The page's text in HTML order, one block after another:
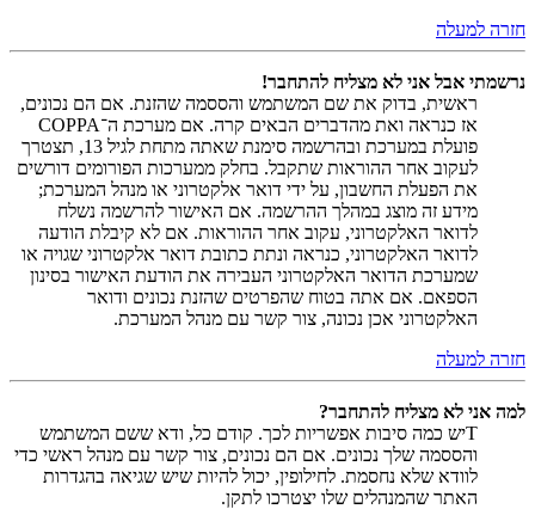
חזרה למעלה
נרשמתי אבל אני לא מצליח להתחבר!
ראשית, בדוק את שם המשתמש והססמה שהזנת. אם הם נכונים,
אז כנראה ואת מהדברים הבאים קרה. אם מערכת ה־COPPA
פועלת במערכת ובהרשמה סימנת שאתה מתחת לגיל 13, תצטרך
לעקוב אחר ההוראות שתקבל. בחלק ממערכות הפורומים דורשים
את הפעלת החשבון, על ידי דואר אלקטרוני או מנהל המערכת;
מידע זה מוצג במהלך ההרשמה. אם האישור להרשמה נשלח
לדואר האלקטרוני, עקוב אחר ההוראות. אם לא קיבלת הודעה
לדואר האלקטרוני, כנראה ונתת כתובת דואר אלקטרוני שגויה או
שמערכת הדואר האלקטרוני העבירה את הודעת האישור בסינון
הספאם. אם אתה בטוח שהפרטים שהזנת נכונים ודואר
האלקטרוני אכן נכונה, צור קשר עם מנהל המערכת.
חזרה למעלה
למה אני לא מצליח להתחבר?
Tיש כמה סיבות אפשריות לכך. קודם כל, ודא ששם המשתמש
והססמה שלך נכונים. אם הם נכונים, צור קשר עם מנהל ראשי כדי
לוודא שלא נחסמת. לחילופין, יכול להיות שיש שגיאה בהגדרות
האתר שהמנהלים שלו יצטרכו לתקן.